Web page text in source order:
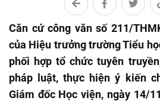
Căn cứ công văn số 211/
của Hiệu trưởng trường Tiểu
phối hợp tổ chức tuyên
pháp luật, thực hiện ý kiến
Giám đốc Học viện, ngày 14/